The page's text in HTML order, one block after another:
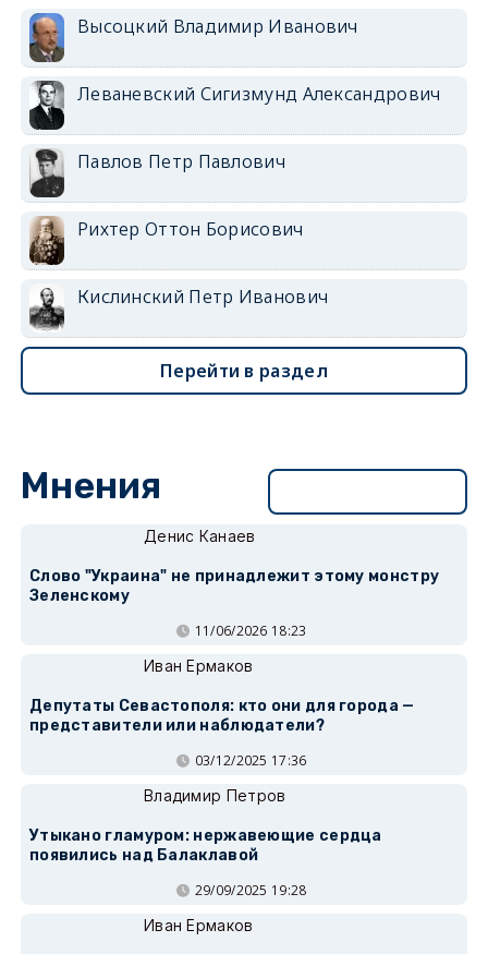
Высоцкий Владимир Иванович
Леваневский Сигизмунд Александрович
Павлов Петр Павлович
Рихтер Оттон Борисович
Кислинский Петр Иванович
Перейти в раздел
Мнения
Денис Канаев
Слово "Украина" не принадлежит этому монстру
Зеленскому
11/06/2026 18:23
Иван Ермаков
Депутаты Севастополя: кто они для города —
представители или наблюдатели?
03/12/2025 17:36
Владимир Петров
Утыкано гламуром: нержавеющие сердца
появились над Балаклавой
29/09/2025 19:28
Иван Ермаков